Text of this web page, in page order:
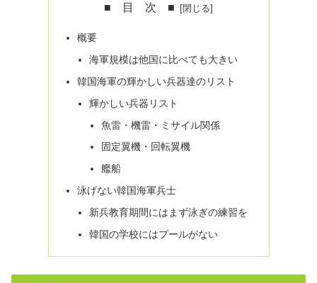
■ 目 次 ■
概要
海軍規模は他国に比べても大きい
韓国海軍の輝かしい兵器達のリスト
輝かしい兵器リスト
魚雷・機雷・ミサイル関係
固定翼機・回転翼機
艦船
泳げない韓国海軍兵士
新兵教育期間にはまず泳ぎの練習を
韓国の学校にはプールがない